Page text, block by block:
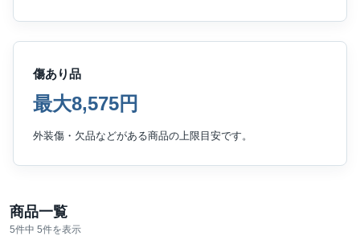
傷あり品
最大8,575円
外装傷・欠品などがある商品の上限目安です。
商品一覧
5件中 5件を表示